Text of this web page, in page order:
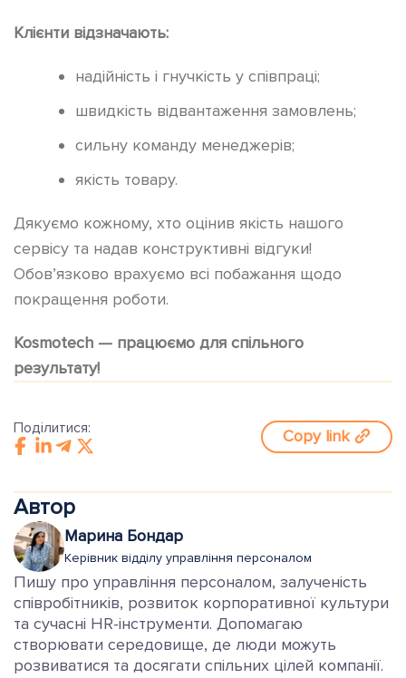
Клієнти відзначають:
надійність і гнучкість у співпраці;
швидкість відвантаження замовлень;
сильну команду менеджерів;
якість товару.
Дякуємо кожному, хто оцінив якість нашого
сервісу та надав конструктивні відгуки!
Обов’язково врахуємо всі побажання щодо
покращення роботи.
Kosmotech — працюємо для спільного
результату!
Поділитися: Copy link
Автор
Марина Бондар
Керівник відділу управління персоналом
Пишу про управління персоналом, залученість
співробітників, розвиток корпоративної культури
та сучасні HR-інструменти. Допомагаю
створювати середовище, де люди можуть
розвиватися та досягати спільних цілей компанії.